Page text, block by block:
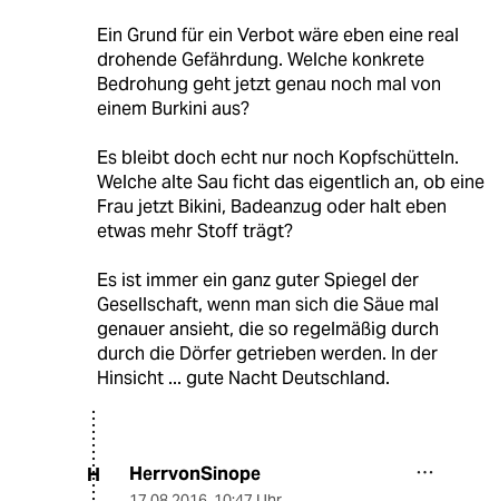
Ein Grund für ein Verbot wäre eben eine real
drohende Gefährdung. Welche konkrete
Bedrohung geht jetzt genau noch mal von
einem Burkini aus?
Es bleibt doch echt nur noch Kopfschütteln.
Welche alte Sau ficht das eigentlich an, ob eine
Frau jetzt Bikini, Badeanzug oder halt eben
etwas mehr Stoff trägt?
Es ist immer ein ganz guter Spiegel der
Gesellschaft, wenn man sich die Säue mal
genauer ansieht, die so regelmäßig durch
durch die Dörfer getrieben werden. In der
Hinsicht ... gute Nacht Deutschland.
H HerrvonSinope